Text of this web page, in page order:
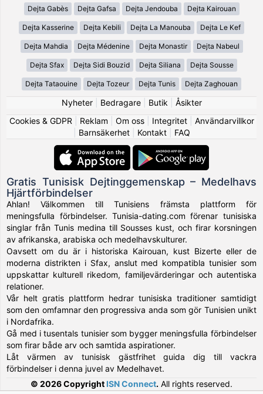
Dejta Gabès Dejta Gafsa Dejta Jendouba Dejta Kairouan
Dejta Kasserine Dejta Kebili Dejta La Manouba Dejta Le Kef
Dejta Mahdia Dejta Médenine Dejta Monastir Dejta Nabeul
Dejta Sfax Dejta Sidi Bouzid Dejta Siliana Dejta Sousse
Dejta Tataouine Dejta Tozeur Dejta Tunis Dejta Zaghouan
Nyheter| Bedragare| Butik
Åsikter
Cookies & GDPR
Reklam Om oss| Integritet| Användarvillkor
Barnsäkerhet| Kontakt| FAQ
Gratis Tunisisk Dejtinggemenskap – Medelhavs
Hjärtförbindelser
Ahlan! Välkommen till Tunisiens främsta plattform för
meningsfulla förbindelser. Tunisia-dating.com förenar tunisiska
singlar från Tunis medina till Sousses kust, och firar korsningen
av afrikanska, arabiska och medelhavskulturer.
Oavsett om du är i historiska Kairouan, kust Bizerte eller de
moderna distrikten i Sfax, anslut med kompatibla tunisier som
uppskattar kulturell rikedom, familjevärderingar och autentiska
relationer.
Vår helt gratis plattform hedrar tunisiska traditioner samtidigt
som den omfamnar den progressiva anda som gör Tunisien unikt
i Nordafrika.
Gå med i tusentals tunisier som bygger meningsfulla förbindelser
som firar både arv och samtida aspirationer.
Låt värmen av tunisisk gästfrihet guida dig till vackra
förbindelser i denna juvel av Medelhavet.
© 2026 Copyright ISN Connect. All rights reserved.